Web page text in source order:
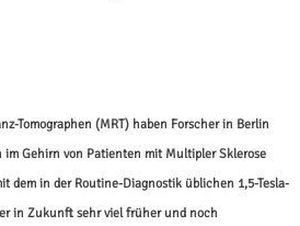
Tomographen (MRT) haben Forscher in Berlin
im Gehirn von Patienten mit Multipler Sklerose
dem in der Routine-Diagnostik üblichen 1,5-Tesla-
in Zukunft sehr viel früher und noch